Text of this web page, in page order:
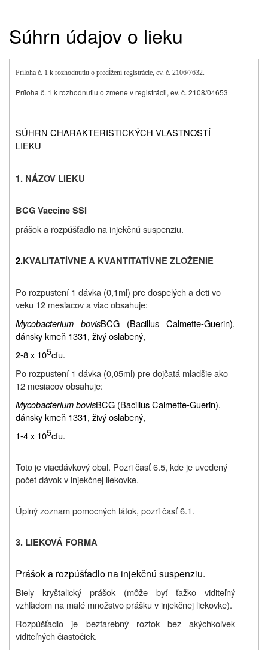
Súhrn údajov o lieku
Príloha č. 1 k rozhodnutiu o predĺžení registrácie, ev. č. 2106/7632.
Príloha č. 1 k rozhodnutiu o zmene v registrácii, ev. č. 2108/04653
SÚHRN CHARAKTERISTICKÝCH VLASTNOSTÍ
LIEKU
1. NÁZOV LIEKU
BCG Vaccine SSI
prášok a rozpúšťadlo na injekčnú suspenziu.
2.KVALITATÍVNE A KVANTITATÍVNE ZLOŽENIE
Po rozpustení 1 dávka (0,1ml) pre dospelých a deti vo
veku 12 mesiacov a viac obsahuje:
Mycobacterium bovisBCG (Bacillus Calmette-Guerin),
dánsky kmeň 1331, živý oslabený,
2-8 x 105cfu.
Po rozpustení 1 dávka (0,05ml) pre dojčatá mladšie ako
12 mesiacov obsahuje:
Mycobacterium bovisBCG (Bacillus Calmette-Guerin),
dánsky kmeň 1331, živý oslabený,
1-4 x 105cfu.
Toto je viacdávkový obal. Pozri časť 6.5, kde je uvedený
počet dávok v injekčnej liekovke.
Úplný zoznam pomocných látok, pozri časť 6.1.
3. LIEKOVÁ FORMA
Prášok a rozpúšťadlo na injekčnú suspenziu.
Biely kryštalický prášok (môže byť ťažko viditeľný
vzhľadom na malé množstvo prášku v injekčnej liekovke).
Rozpúšťadlo je bezfarebný roztok bez akýchkoľvek
viditeľných čiastočiek.